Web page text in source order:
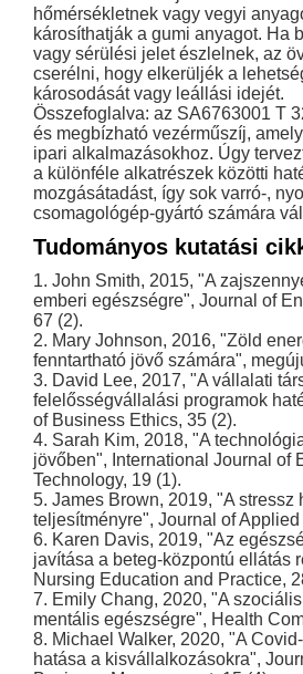
hőmérsékletnek vagy vegyi
károsíthatják a gumi anyagot. Ha
vagy sérülési jelet észlelnek, az
cserélni, hogy elkerüljék a
károsodását vagy leállási idejét.
Összefoglalva: az SA6763001 T
és megbízható vezérműszíj,
ipari alkalmazásokhoz. Úgy
a különféle alkatrészek közötti
mozgásátadást, így sok varró-,
csomagológép-gyártó számára
Tudományos kutatási
1. John Smith, 2015, "A
emberi egészségre", Journal of
67 (2).
2. Mary Johnson, 2016, "Zöld
fenntartható jövő számára",
3. David Lee, 2017, "A vállalati
felelősségvállalási programok
of Business Ethics, 35 (2).
4. Sarah Kim, 2018, "A
jövőben", International Journal of
Technology, 19 (1).
5. James Brown, 2019, "A stressz
teljesítményre", Journal of
6. Karen Davis, 2019, "Az
javítása a beteg-központú ellátás
Nursing Education and Practice,
7. Emily Chang, 2020, "A
mentális egészségre", Health
8. Michael Walker, 2020, "A
hatása a kisvállalkozásokra",